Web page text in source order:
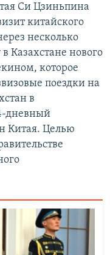
Си Цзиньпина
китайского
несколько
Казахстане нового
которое
поездки на
в
дневный
Китая. Целью